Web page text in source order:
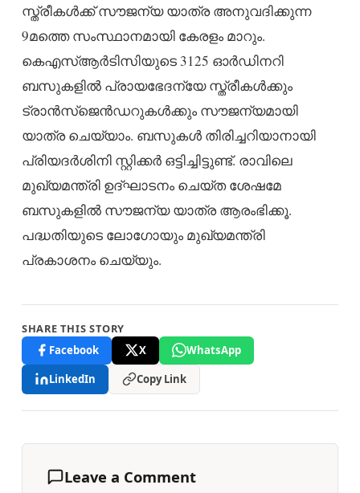
സ്ത്രീകള്‍ക്ക് സൗജന്യ യാത്ര അനുവദിക്കുന്ന
9മത്തെ സംസ്ഥാനമായി കേരളം മാറും.
കെഎസ്ആര്‍ടിസിയുടെ 3125 ഓര്‍ഡിനറി
ബസുകളില്‍ പ്രായഭേദന്യേ സ്ത്രീകള്‍ക്കും
ട്രാന്‍സ്ജെന്‍ഡറുകള്‍ക്കും സൗജന്യമായി
യാത്ര ചെയ്യാം. ബസുകള്‍ തിരിച്ചറിയാനായി
പ്രിയദര്‍ശിനി സ്റ്റിക്കര്‍ ഒട്ടിച്ചിട്ടുണ്ട്. രാവിലെ
മുഖ്യമന്ത്രി ഉദ്ഘാടനം ചെയ്ത ശേഷമേ
ബസുകളില്‍ സൗജന്യ യാത്ര ആരംഭിക്കൂ.
പദ്ധതിയുടെ ലോഗോയും മുഖ്യമന്ത്രി
പ്രകാശനം ചെയ്യും.
SHARE THIS STORY
Facebook
X
WhatsApp
LinkedIn
Copy Link
Leave a Comment